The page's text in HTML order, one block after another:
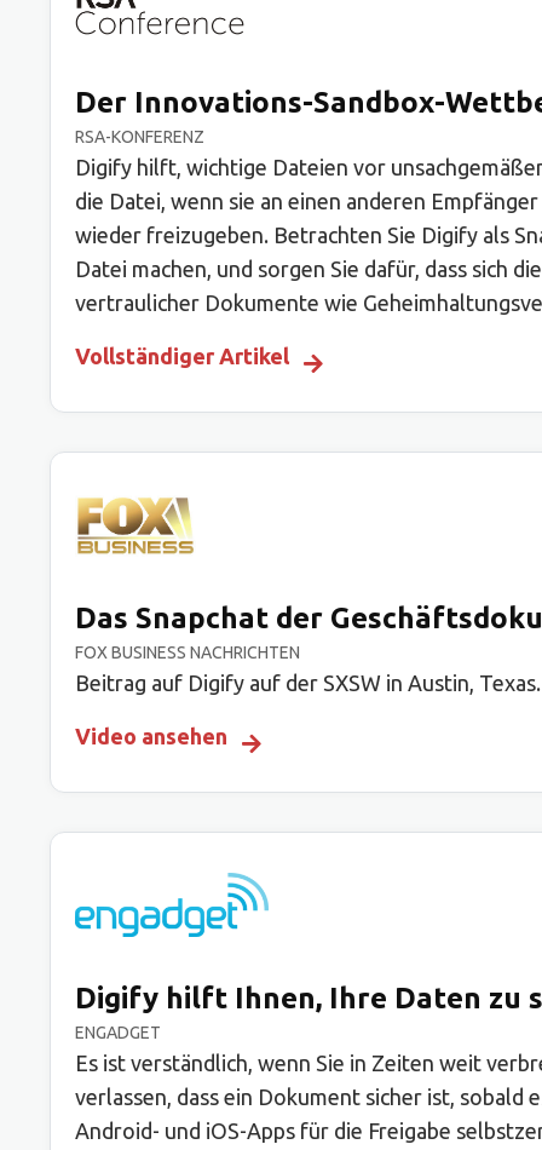
Der Innovations-Sandbox-
RSA-KONFERENZ
Digify hilft, wichtige Dateien vor
die Datei, wenn sie an einen anderen
wieder freizugeben. Betrachten Sie Digify als
Datei machen, und sorgen Sie dafür, dass sich
vertraulicher Dokumente wie
Vollständiger Artikel
Das Snapchat der
FOX BUSINESS NACHRICHTEN
Beitrag auf Digify auf der SXSW in Austin, Texas.
Video ansehen
Digify hilft Ihnen, Ihre Daten zu
ENGADGET
Es ist verständlich, wenn Sie in Zeiten weit
verlassen, dass ein Dokument sicher ist,
Android- und iOS-Apps für die Freigabe